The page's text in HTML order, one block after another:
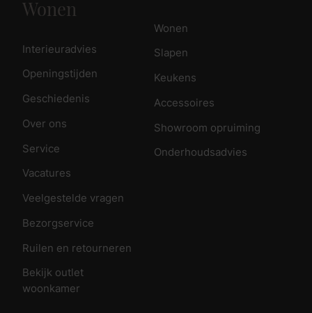
Wonen
Interieuradvies
Openingstijden
Geschiedenis
Over ons
Service
Vacatures
Veelgestelde vragen
Bezorgservice
Ruilen en retourneren
Bekijk outlet
woonkamer
Wonen
Slapen
Keukens
Accessoires
Showroom opruiming
Onderhoudsadvies